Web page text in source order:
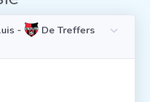
-
De Treffers